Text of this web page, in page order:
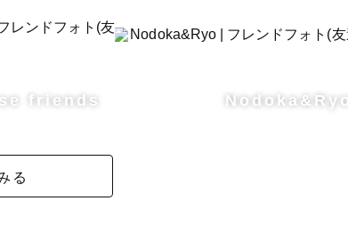
のでよかったらご参考までに
friends Nodoka&Ryo
る